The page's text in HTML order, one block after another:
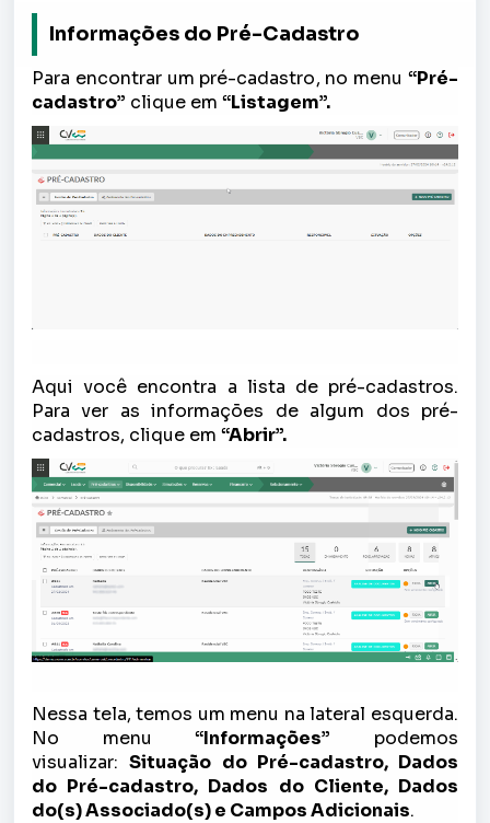
Informações do Pré-Cadastro
Para encontrar um pré-cadastro, no menu “Pré-
cadastro” clique em “Listagem”.
Aqui você encontra a lista de pré-cadastros.
Para ver as informações de algum dos pré-
cadastros, clique em “Abrir”.
Nessa tela, temos um menu na lateral esquerda.
No menu“Informações” podemos
visualizar:Situação do Pré-cadastro, Dados
do Pré-cadastro, Dados do Cliente, Dados
do(s) Associado(s) e Campos Adicionais.